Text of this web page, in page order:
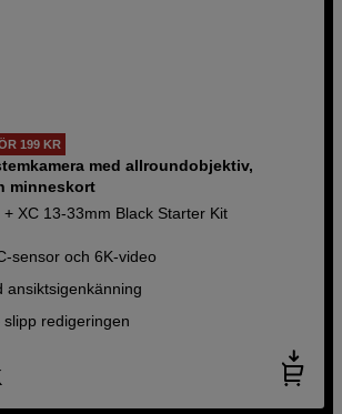
199 KR
med allroundobjektiv,
minneskort
XC 13-33mm Black Starter Kit
sensor och 6K-video
ansiktsigenkänning
redigeringen